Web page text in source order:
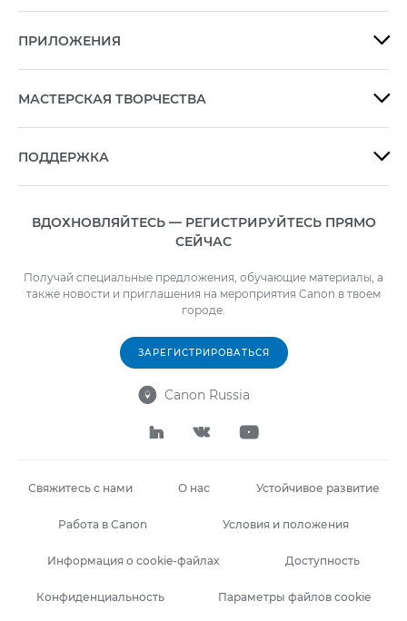
ПРИЛОЖЕНИЯ 
МАСТЕРСКАЯ ТВОРЧЕСТВА 
ПОДДЕРЖКА 
ВДОХНОВЛЯЙТЕСЬ — РЕГИСТРИРУЙТЕСЬ ПРЯМО
СЕЙЧАС
Получай специальные предложения, обучающие материалы, а
также новости и приглашения на мероприятия Canon в твоем
городе.
ЗАРЕГИСТРИРОВАТЬСЯ
 Canon Russia
  
Свяжитесь с нами О нас Устойчивое развитие
Работа в Canon Условия и положения
Информация о cookie-файлах Доступность
Конфиденциальность Параметры файлов cookie